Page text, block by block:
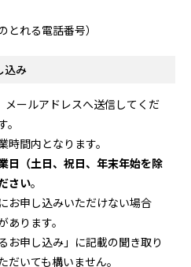
とれる電話番号）
込み
メールアドレスへ送信してくだ
間内となります。
日（土日、祝日、年末年始を除
さい。
お申し込みいただけない場合
ります。
お申し込み」に記載の聞き取り
いても構いません。